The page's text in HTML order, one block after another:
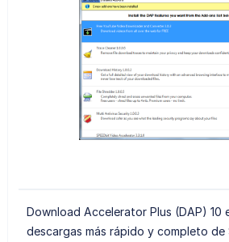
Download Accelerator Plus (DAP) 10
descargas más rápido y completo